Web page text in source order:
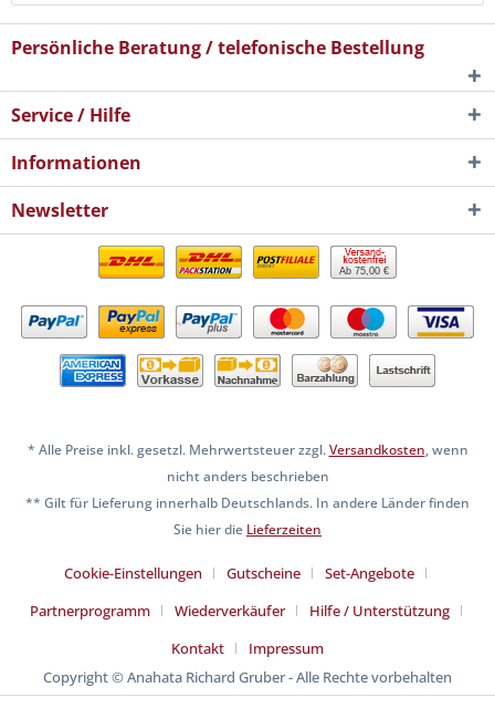
Persönliche Beratung / telefonische Bestellung
Service / Hilfe
Informationen
Newsletter
Ab 75,00 €
* Alle Preise inkl. gesetzl. Mehrwertsteuer zzgl.Versandkosten, wenn
nicht anders beschrieben
** Gilt für Lieferung innerhalb Deutschlands. In andere Länder finden
Sie hier die Lieferzeiten
Cookie-Einstellungen Gutscheine
Set-Angebote
Partnerprogramm
Wiederverkäufer
Hilfe / Unterstützung
Kontakt
Impressum
Copyright © Anahata Richard Gruber - Alle Rechte vorbehalten